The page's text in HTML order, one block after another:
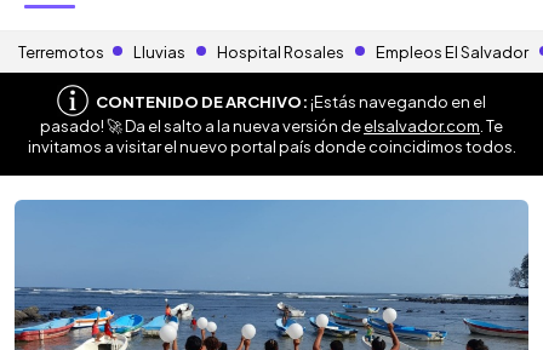
Terremotos Lluvias Hospital Rosales Empleos El Salvador
CONTENIDO DE ARCHIVO:¡Estás navegando en el
pasado! 🚀 Da el salto a la nueva versión deelsalvador.com . Te
invitamos a visitar el nuevo portal país donde coincidimos todos.